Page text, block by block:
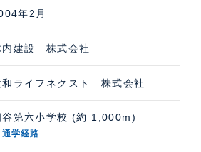
年2月
内建設 株式会社
和ライフネクスト 株式会社
谷第六小学校 (約 1,000m)
通学経路